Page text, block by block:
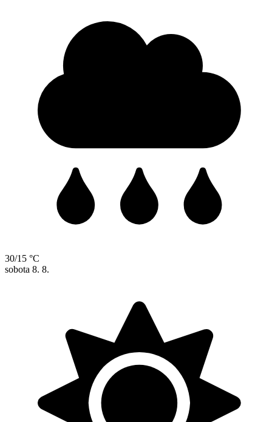
30/15 °C
sobota 8. 8.